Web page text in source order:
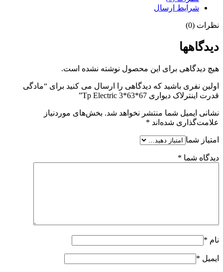
شرایط ارسال
نظرات (0)
دیدگاهها
هیچ دیدگاهی برای این محصول نوشته نشده است.
اولین نفری باشید که دیدگاهی را ارسال می کنید برای “مادگی
قدرت اینترلاک دیواری 67*63*3 Tp Electric”
نشانی ایمیل شما منتشر نخواهد شد. بخش‌های موردنیاز
علامت‌گذاری شده‌اند *
امتیاز شما
دیدگاه شما *
نام *
ایمیل *